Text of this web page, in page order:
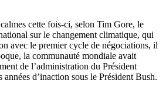
cette fois-ci, selon Tim Gore, le
sur le changement climatique, qui
avec le premier cycle de négociations, il
la communauté mondiale avait
de l’administration du Président
années d’inaction sous le Président Bush.